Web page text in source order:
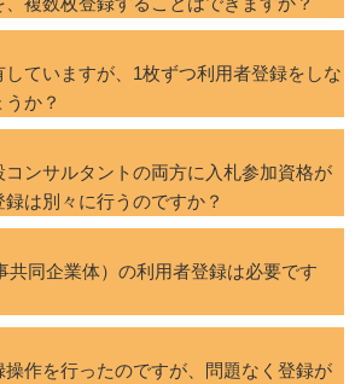
ていますが、1枚ずつ利用者登録をしな
か？
ンサルタントの両方に入札参加資格が
は別々に行うのですか？
共同企業体）の利用者登録は必要です
作を行ったのですが、問題なく登録が